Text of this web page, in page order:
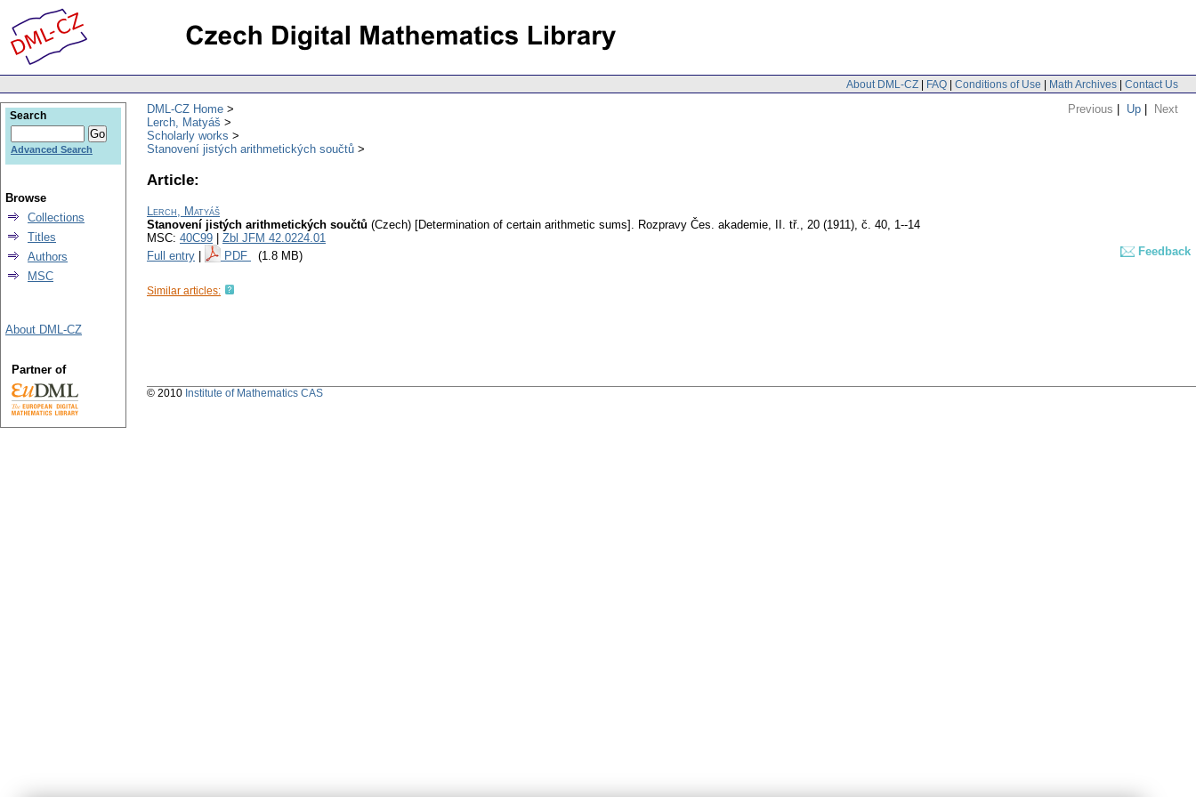
About DML-CZ | FAQ | Conditions of Use | Math Archives | Contact Us
Previous | Up | Next
DML-CZ Home
Lerch, Matyáš
Scholarly works
Stanovení jistých arithmetických součtů
Article:
Lerch, Matyáš
Stanovení jistých arithmetických součtů (Czech) [Determination of certain arithmetic sums]. Rozpravy Čes. akademie, II. tř., 20 (1911), č. 40, 1--14
MSC: 40C99
Zbl JFM 42.0224.01
Full entry
PDF (1.8 MB) Feedback
Similar articles:
Search
Advanced Search
Browse
Collections
Titles
Authors
MSC
About DML-CZ
Partner of
© 2010 Institute of Mathematics CAS